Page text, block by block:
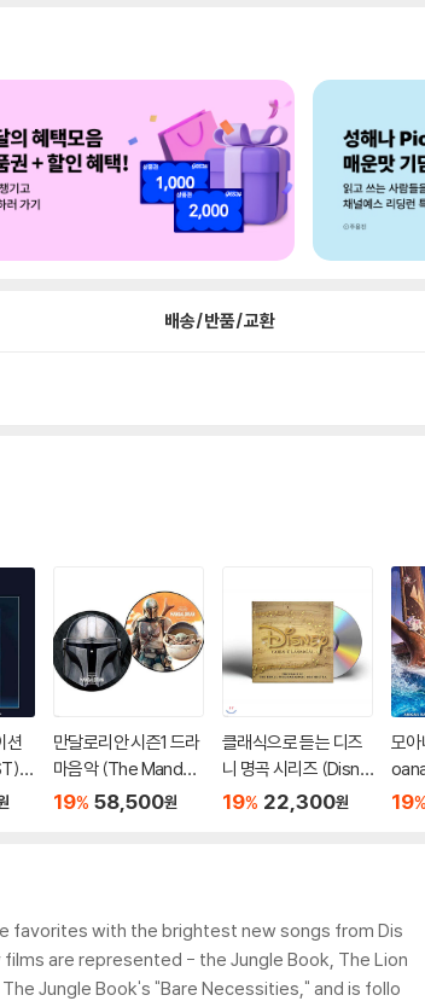
배송/반품/교환
션
만달로리안 시즌1 드라
마음악 (The Mandal
orian Season1 OST
19% 58,500원
클래식으로 듣는 디즈
니 명곡 시리즈 (Disne
y Goes Classical)
19% 22,300원
모아
19%
favorites with the brightest new songs from Dis
are represented - the Jungle Book, The Lion
Jungle Book's "Bare Necessities," and is follo